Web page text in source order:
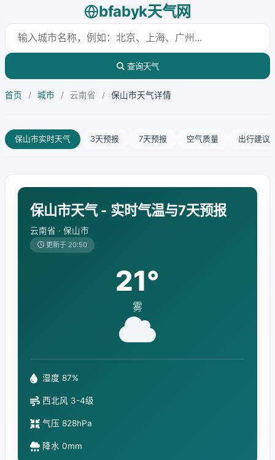
bfabyk天气网
查询天气
首页 / 城市 / 云南省 / 保山市天气详情
保山市实时天气 3天预报 7天预报 空气质量 出行建议
保山市天气 - 实时气温与7天预报
云南省 · 保山市
更新于 20:50
21°
雾
湿度 87%
西北风 3-4级
气压 828hPa
降水 0mm